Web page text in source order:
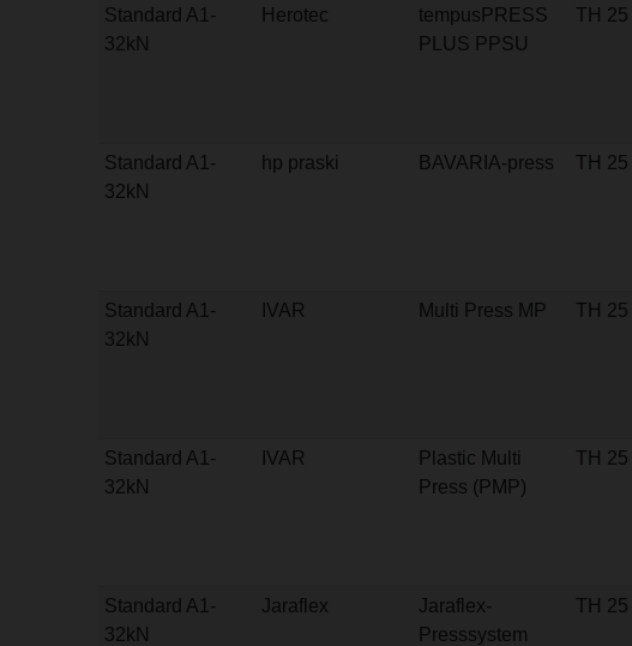
Standard A1-
32kN
Herotec
tempusPRESS
PLUS PPSU
TH 25
Standard A1-
32kN
hp praski BAVARIA-press TH 25
Standard A1-
32kN
IVAR Multi Press MP TH 25
Standard A1-
32kN
IVAR
Plastic Multi
Press (PMP)
TH 25
Standard A1-
32kN
Jaraflex
Jaraflex-
Presssystem
TH 25